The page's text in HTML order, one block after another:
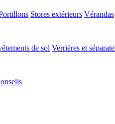
Stores extérieurs Vérandas
de sol Verrières et